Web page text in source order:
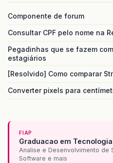
Componente de forum
Consultar CPF pelo nome na
Pegadinhas que se fazem
estagiários
[Resolvido] Como comparar
Converter pixels para
FIAP
Graduacao em
Analise e Desenvolvimento de
Software e mais